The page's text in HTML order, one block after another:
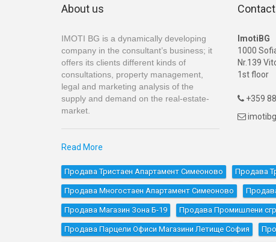
About us
IMOTI BG is a dynamically developing
company in the consultant’s business; it
offers its clients different kinds of
consultations, property management,
legal and marketing analysis of the
supply and demand on the real-estate-
market.
Read More
Contact
ImotiBG
1000
Nr.139
1st floor
+359

Продава Тристаен Апартамент Симеоново Продава
Продава Многостаен Апартамент Симеоново
Продава Магазин Зона Б-19 Продава Промишлени
Продава Парцели Офиси Магазини Летище София